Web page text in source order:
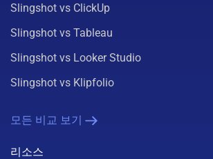
Slingshot vs ClickUp
Slingshot vs Tableau
Slingshot vs Looker Studio
Slingshot vs Klipfolio
모든 비교 보기
리소스